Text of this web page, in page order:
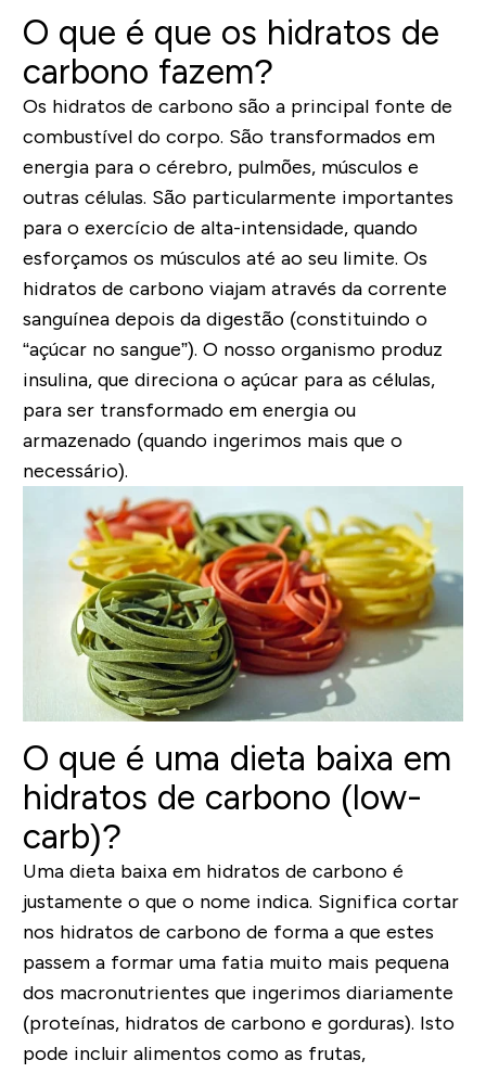
O que é que os hidratos de
carbono fazem?
Os hidratos de carbono são a principal fonte de
combustível do corpo. São transformados em
energia para o cérebro, pulmões, músculos e
outras células. São particularmente importantes
para o exercício de alta-intensidade, quando
esforçamos os músculos até ao seu limite. Os
hidratos de carbono viajam através da corrente
sanguínea depois da digestão (constituindo o
“açúcar no sangue”). O nosso organismo produz
insulina, que direciona o açúcar para as células,
para ser transformado em energia ou
armazenado (quando ingerimos mais que o
necessário).
O que é uma dieta baixa em
hidratos de carbono (low-
carb)?
Uma dieta baixa em hidratos de carbono é
justamente o que o nome indica. Significa cortar
nos hidratos de carbono de forma a que estes
passem a formar uma fatia muito mais pequena
dos macronutrientes que ingerimos diariamente
(proteínas, hidratos de carbono e gorduras). Isto
pode incluir alimentos como as frutas,